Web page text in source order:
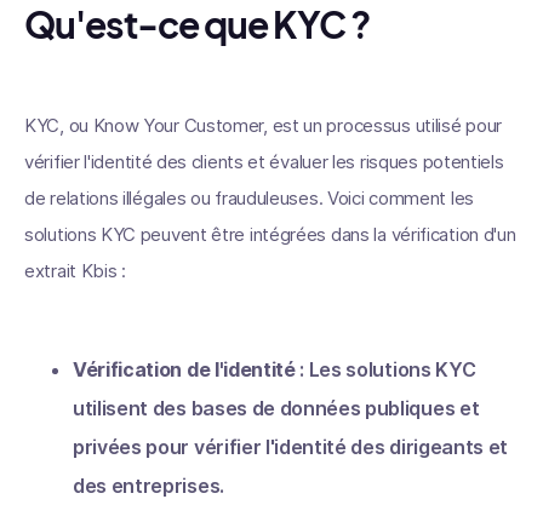
Qu'est-ce que KYC ?
KYC, ou Know Your Customer, est un processus utilisé pour
vérifier l'identité des clients et évaluer les risques potentiels
de relations illégales ou frauduleuses. Voici comment les
solutions KYC peuvent être intégrées dans la vérification d'un
extrait Kbis :
Vérification de l'identité: Les solutions KYC
utilisent des bases de données publiques et
privées pour vérifier l'identité des dirigeants et
des entreprises.